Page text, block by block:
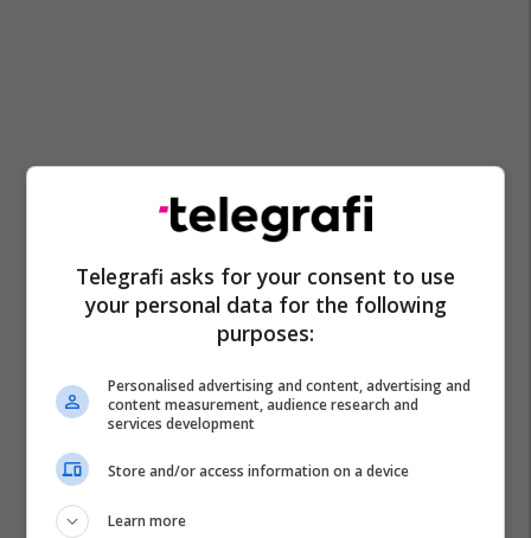
Telegrafi asks for your consent to use
your personal data for the following
purposes:
Personalised advertising and content, advertising and
content measurement, audience research and
services development
Store and/or access information on a device
Learn more